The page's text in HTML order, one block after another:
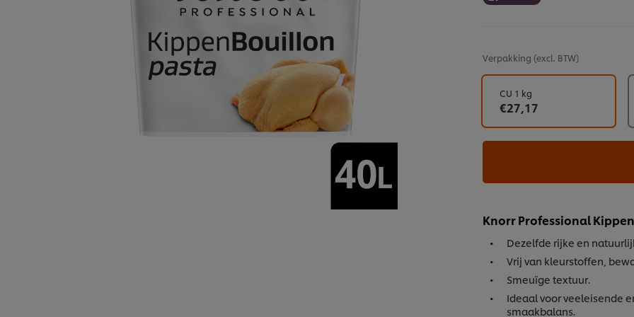
Verpakking (excl. BTW)
CU 1 kg
€27,17
Knorr Professional
Dezelfde rijke en
Vrij van kleurstoffen,
Smeuïge textuur.
Ideaal voor veeleisende
smaakbalans.